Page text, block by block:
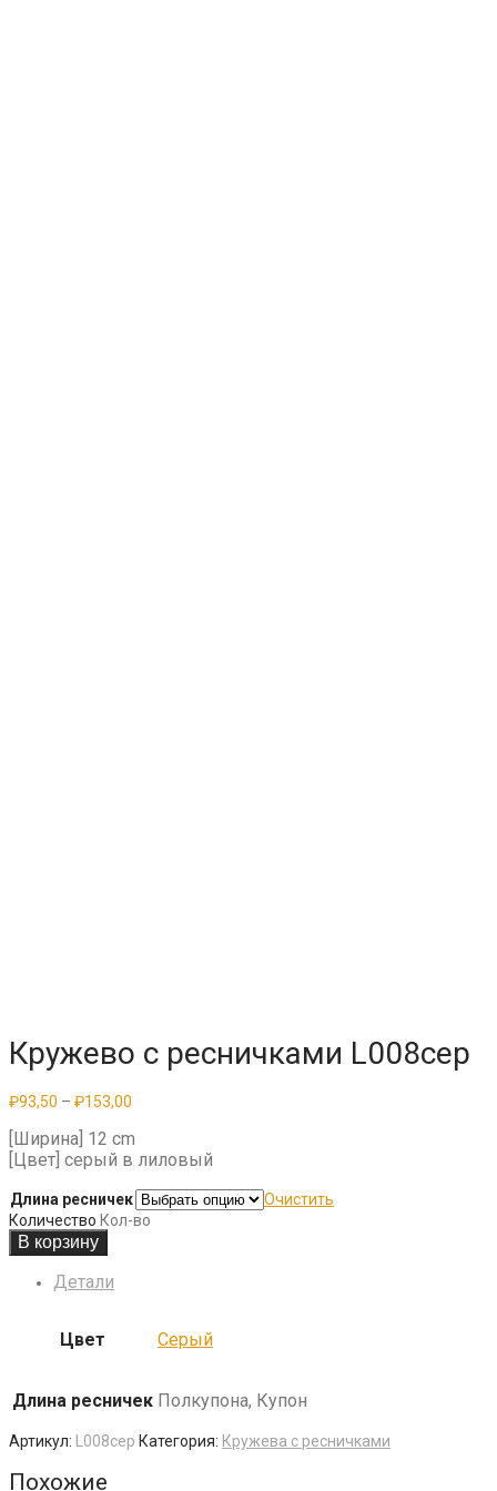
Кружево с ресничками L008сер
₽93,50 – ₽153,00
₽93,50
–
₽153,00
[Ширина] 12 cm
[Цвет] серый в лиловый
Длина ресничек
Очистить
Количество Кол-во
В корзину
Детали
Цвет Серый
Длина ресничек Полкупона, Купон
Артикул: L008сер Категория: Кружева с ресничками
Похожие